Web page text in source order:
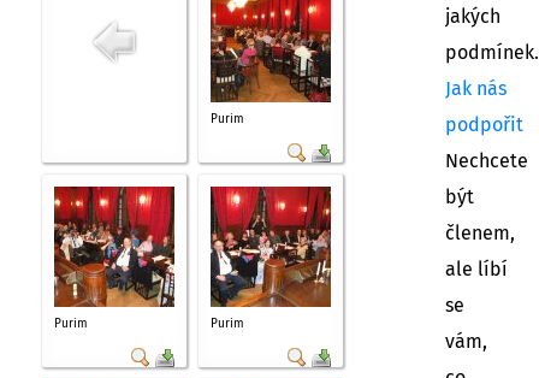
Purim
Purim Purim
jakých
podmínek.
Jak nás
podpořit
Nechcete
být
členem,
ale líbí
se
vám,